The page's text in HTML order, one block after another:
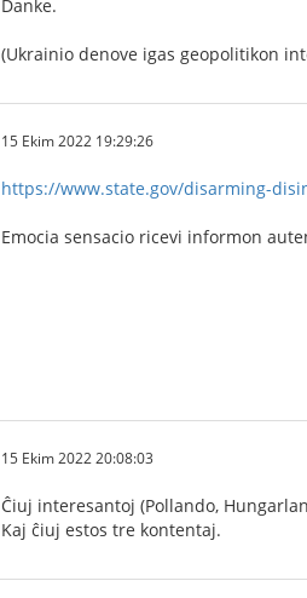
Danke.
(Ukrainio denove igas geopolitikon
15 Ekim 2022 19:29:26
https://www.state.gov/disarming-
Emocia sensacio ricevi informon
15 Ekim 2022 20:08:03
Ĉiuj interesantoj (Pollando,
Kaj ĉiuj estos tre kontentaj.